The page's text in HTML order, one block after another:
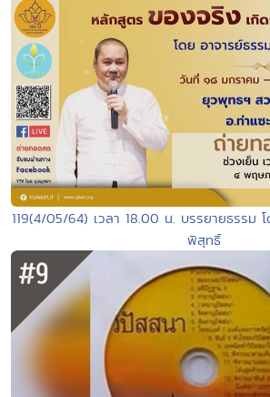
119(4/05/64) เวลา 18.00 น. บรรยายธรรม
พิสุทธิ์